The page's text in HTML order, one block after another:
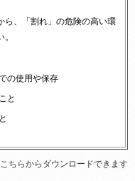
ら、「割れ」の危険の高い環
の使用や保存
と
ちらからダウンロードできます